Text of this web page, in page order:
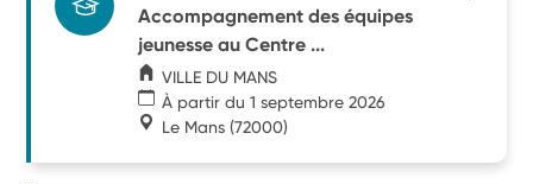
Accompagnement des équipes
jeunesse au Centre ...
VILLE DU MANS
À partir du 1 septembre 2026
Le Mans (72000)